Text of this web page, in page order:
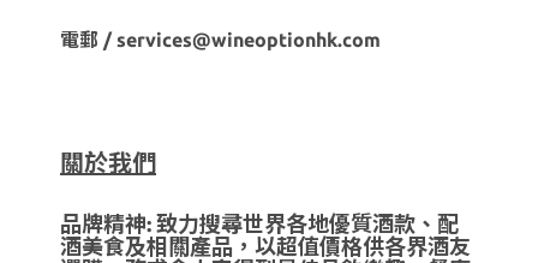
電郵 / services@wineoptionhk.com
關於我們
品牌精神: 致力搜尋世界各地優質酒款、配
酒美食及相關產品，以超值價格供各界酒友